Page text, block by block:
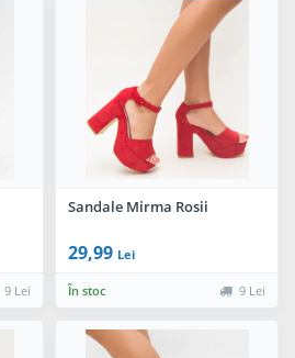
9 Lei
Sandale Mirma Rosii
29,99 Lei
În stoc 9 Lei